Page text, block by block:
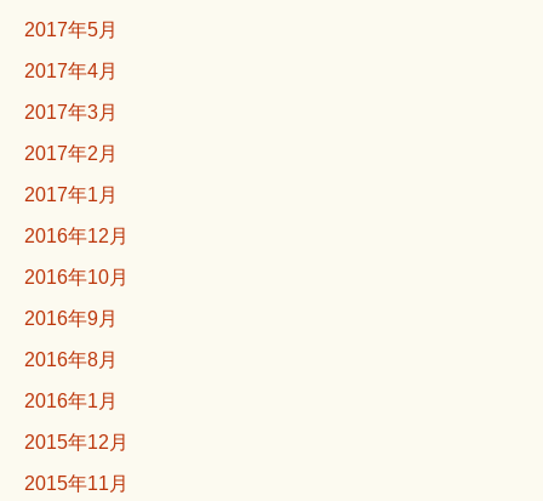
2017年5月
2017年4月
2017年3月
2017年2月
2017年1月
2016年12月
2016年10月
2016年9月
2016年8月
2016年1月
2015年12月
2015年11月